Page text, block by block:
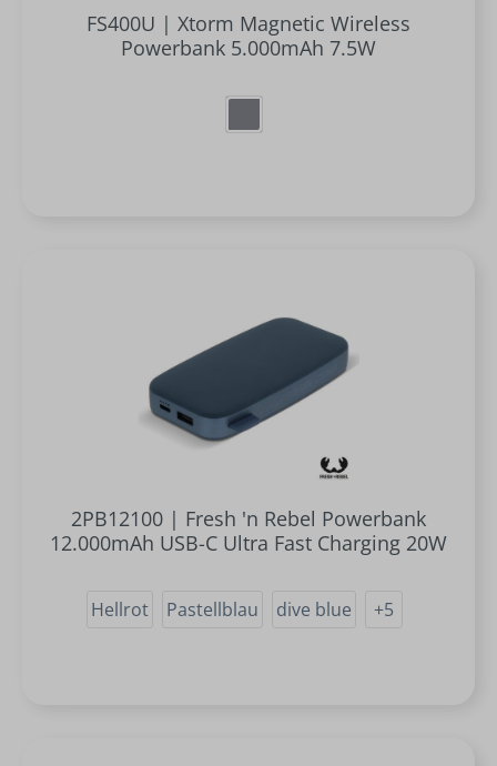
FS400U | Xtorm Magnetic Wireless
Powerbank 5.000mAh 7.5W
2PB12100 | Fresh 'n Rebel Powerbank
12.000mAh USB-C Ultra Fast Charging 20W
Hellrot Pastellblau dive blue +5